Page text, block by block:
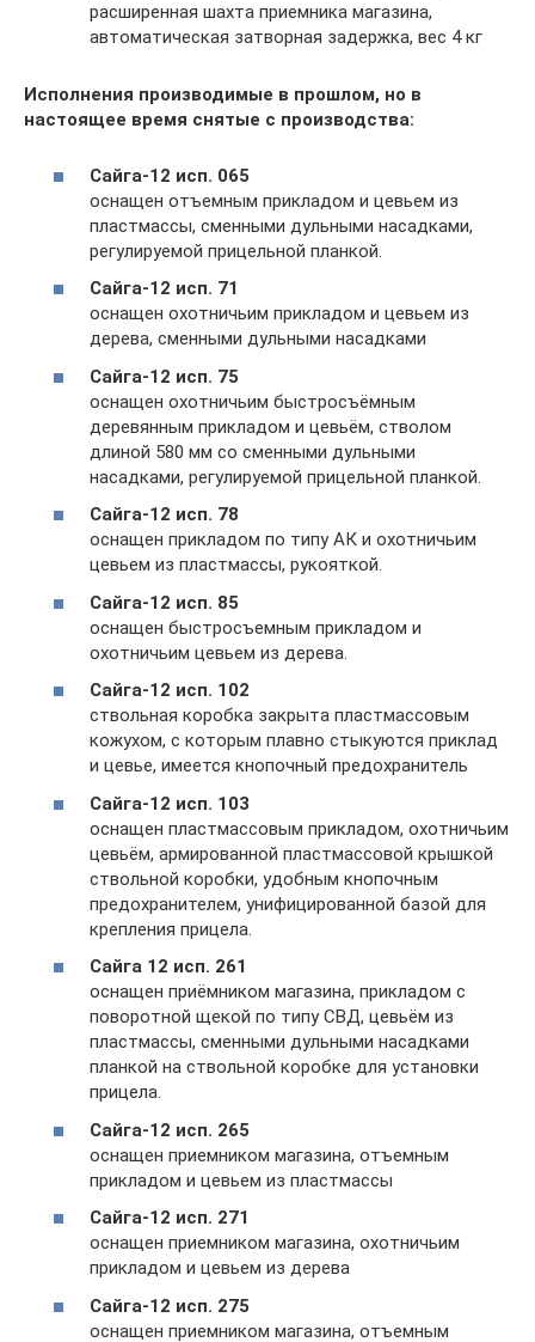
расширенная шахта приемника магазина,
автоматическая затворная задержка, вес 4 кг
Исполнения производимые в прошлом, но в
настоящее время снятые с производства:
Сайга-12 исп. 065
оснащен отъемным прикладом и цевьем из
пластмассы, сменными дульными насадками,
регулируемой прицельной планкой.
Сайга-12 исп. 71
оснащен охотничьим прикладом и цевьем из
дерева, сменными дульными насадками
Сайга-12 исп. 75
оснащен охотничьим быстросъёмным
деревянным прикладом и цевьём, стволом
длиной 580 мм со сменными дульными
насадками, регулируемой прицельной планкой.
Сайга-12 исп. 78
оснащен прикладом по типу АК и охотничьим
цевьем из пластмассы, рукояткой.
Сайга-12 исп. 85
оснащен быстросъемным прикладом и
охотничьим цевьем из дерева.
Сайга-12 исп. 102
ствольная коробка закрыта пластмассовым
кожухом, с которым плавно стыкуются приклад
и цевье, имеется кнопочный предохранитель
Сайга-12 исп. 103
оснащен пластмассовым прикладом, охотничьим
цевьём, армированной пластмассовой крышкой
ствольной коробки, удобным кнопочным
предохранителем, унифицированной базой для
крепления прицела.
Сайга 12 исп. 261
оснащен приёмником магазина, прикладом с
поворотной щекой по типу СВД, цевьём из
пластмассы, сменными дульными насадками
планкой на ствольной коробке для установки
прицела.
Сайга-12 исп. 265
оснащен приемником магазина, отъемным
прикладом и цевьем из пластмассы
Сайга-12 исп. 271
оснащен приемником магазина, охотничьим
прикладом и цевьем из дерева
Сайга-12 исп. 275
оснащен приемником магазина, отъемным